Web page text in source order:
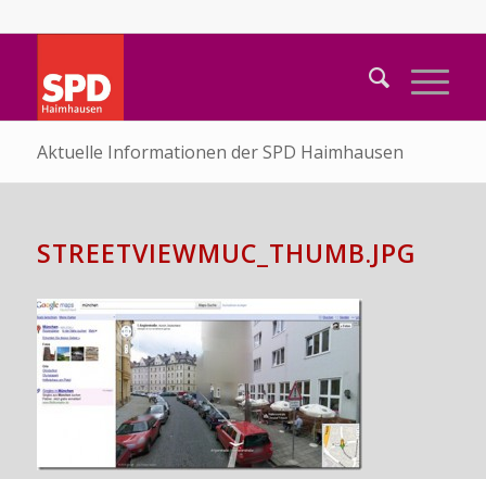
Aktuelle Informationen der SPD Haimhausen
STREETVIEWMUC_THUMB.JPG